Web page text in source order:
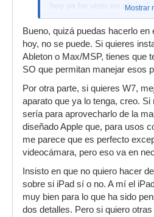
hoy ya he visto en algún
windows 95, esperar un
7 y linux y snow leopard
ipad, bien o mal, eso es
¿Para cuando sale el
Mostrar
Bueno, quizá puedas hacerlo en
hoy, no se puede. Si quieres
Ableton o Max/MSP, tienes que
SO que permitan manejar esos
Por otra parte, si quieres W7,
aparato que ya lo tenga, creo. Si
sería para aprovecharlo de la
diseñado Apple que, para usos
me parece que es perfecto
videocámara, pero eso va en
Insisto en que no quiero hacer
sobre si iPad sí o no. A mí el
muy bien para lo que ha sido
dos detalles. Pero si quiero